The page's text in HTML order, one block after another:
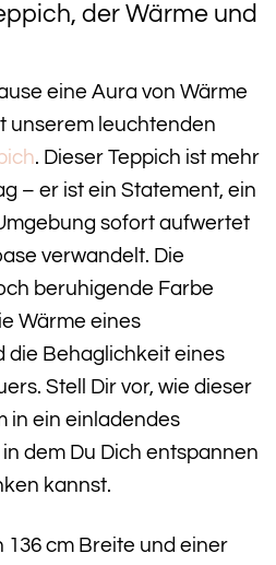
der Wärme und
eine Aura von Wärme
unserem leuchtenden
. Dieser Teppich ist mehr
– er ist ein Statement, ein
sofort aufwertet
verwandelt. Die
beruhigende Farbe
Wärme eines
die Behaglichkeit eines
Stell Dir vor, wie dieser
in ein einladendes
dem Du Dich entspannen
kannst.
136 cm Breite und einer